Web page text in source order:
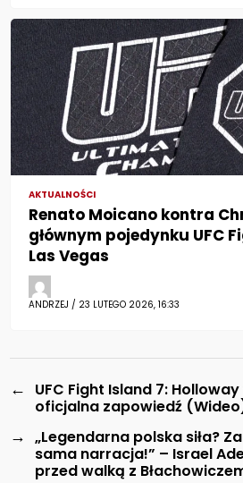
AKTUALNOŚCI
Renato Moicano kontra
głównym pojedynku UFC
Las Vegas
ANDRZEJ / 23 LUTEGO 2026, 16:33
←
UFC Fight Island 7:
oficjalna zapowiedź
→ „Legendarna polska siła?
sama narracja!” – Israel
przed walką z